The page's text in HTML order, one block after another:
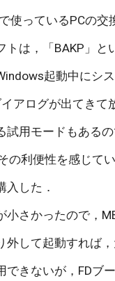
使っているPCの交
トは，「BAKP」
起動中にシ
アログが出てきて
試用モードもある
の利便性を感じて
した．
さかったので，
外して起動すれば，
きないが，FDブ